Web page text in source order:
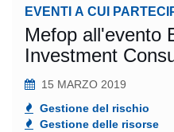
EVENTI A CUI
Mefop all'evento
Investment
15 MARZO 2019
Gestione del rischio
Gestione delle risorse